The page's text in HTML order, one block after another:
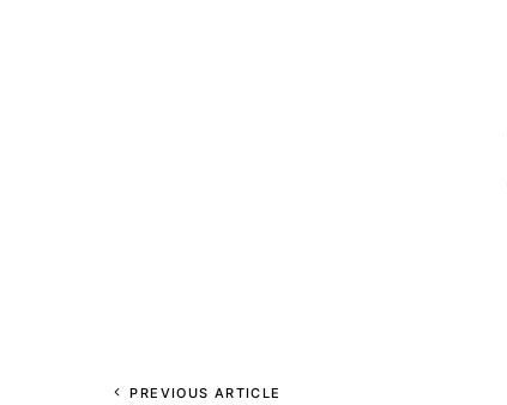
PREVIOUS ARTICLE